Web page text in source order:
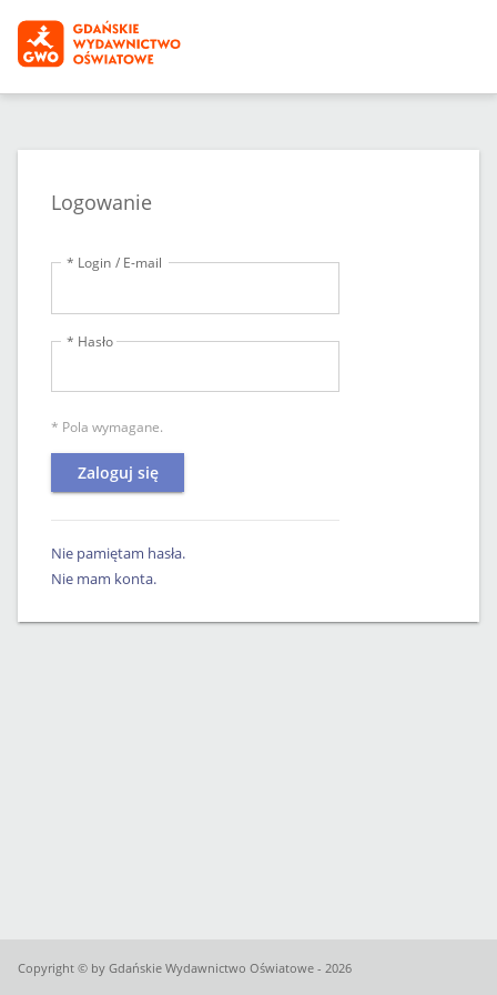
Logowanie
* Login / E-mail
* Hasło
* Pola wymagane.
Zaloguj się
Nie pamiętam hasła.
Nie mam konta.
Copyright © by Gdańskie Wydawnictwo Oświatowe - 2026